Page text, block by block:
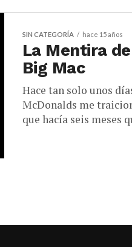
SIN CATEGORÍA hace 15 años
La Mentira
Big Mac
Hace tan solo unos
McDonalds me
que hacía seis meses